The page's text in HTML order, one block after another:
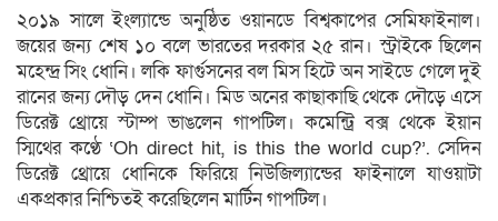
২০১৯ সালে ইংল্যান্ডে অনুষ্ঠিত ওয়ানডে বিশ্বকাপের সেমিফাইনাল।
জয়ের জন্য শেষ ১০ বলে ভারতের দরকার ২৫ রান। স্ট্রাইকে ছিলেন
মহেন্দ্র সিং ধোনি। লকি ফার্গুসনের বল মিস হিটে অন সাইডে গেলে দুই
রানের জন্য দৌড় দেন ধোনি। মিড অনের কাছাকাছি থেকে দৌড়ে এসে
ডিরেক্ট থ্রোয়ে স্টাম্প ভাঙলেন গাপটিল। কমেন্ট্রি বক্স থেকে ইয়ান
স্মিথের কণ্ঠে ‘Oh direct hit, is this the world cup?’. সেদিন
ডিরেক্ট থ্রোয়ে ধোনিকে ফিরিয়ে নিউজিল্যান্ডের ফাইনালে যাওয়াটা
একপ্রকার নিশ্চিতই করেছিলেন মার্টিন গাপটিল।